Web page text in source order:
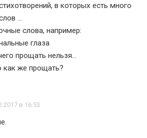
в которых есть много
…
слова, например:
глаза
прощать нельзя…
как же прощать?
в 16:53